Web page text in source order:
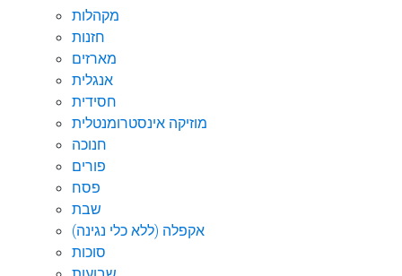
מקהלות
חזנות
מארזים
אנגלית
חסידית
מוזיקה אינסטרומנטלית
חנוכה
פורים
פסח
שבת
אקפלה (ללא כלי נגינה)
סוכות